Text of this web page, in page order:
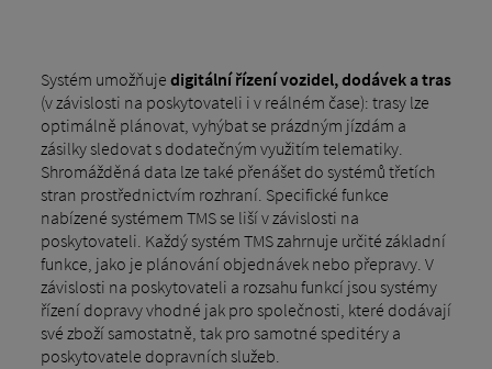
Systém umožňuje digitální řízení vozidel, dodávek a tras
(v závislosti na poskytovateli i v reálném čase): trasy lze
optimálně plánovat, vyhýbat se prázdným jízdám a
zásilky sledovat s dodatečným využitím telematiky.
Shromážděná data lze také přenášet do systémů třetích
stran prostřednictvím rozhraní. Specifické funkce
nabízené systémem TMS se liší v závislosti na
poskytovateli. Každý systém TMS zahrnuje určité základní
funkce, jako je plánování objednávek nebo přepravy. V
závislosti na poskytovateli a rozsahu funkcí jsou systémy
řízení dopravy vhodné jak pro společnosti, které dodávají
své zboží samostatně, tak pro samotné speditéry a
poskytovatele dopravních služeb.